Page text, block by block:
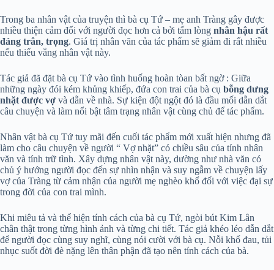
Trong ba nhân vật của truyện thì bà cụ Tứ – mẹ anh Tràng gây được
nhiều thiện cảm đối với người đọc hơn cả bởi tấm lòng nhân hậu rất
đáng trân, trọng. Giá trị nhân văn của tác phẩm sẽ giảm đi rất nhiều
nếu thiếu vắng nhân vật này.
Tác giả đã đặt bà cụ Tứ vào tình huống hoàn tòan bất ngờ : Giữa
những ngày đói kém khủng khiếp, đứa con trai của bà cụ bỗng dưng
nhặt được vợ và dẫn về nhà. Sự kiện đột ngột đó là đầu mối dẫn dắt
câu chuyện và làm nổi bật tâm trạng nhân vật cùng chủ để tác phẩm.
Nhân vật bà cụ Tứ tuy mãi đến cuối tác phẩm mới xuất hiện nhưng đã
làm cho câu chuyện về người “ Vợ nhặt” có chiều sâu của tính nhân
văn và tính trữ tình. Xây dựng nhân vật này, dường như nhà văn có
chủ ý hướng người đọc đến sự nhìn nhận và suy ngẫm về chuyện lấy
vợ của Tràng từ cảm nhận của người mẹ nghèo khổ đối với việc đại sự
trong đời của con trai mình.
Khi miêu tả và thể hiện tính cách của bà cụ Tứ, ngòi bút Kim Lân
chân thật trong từng hình ảnh và từng chi tiết. Tác giả khéo léo dẫn dắt
để người đọc cùng suy nghĩ, cùng nói cười với bà cụ. Nỗi khổ đau, tủi
nhục suốt đời đè nặng lên thân phận đã tạo nên tính cách của bà.